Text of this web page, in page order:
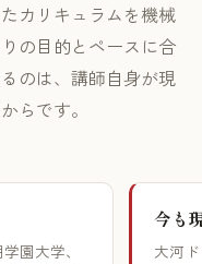
カリキュラムを機械
の目的とペースに合
のは、講師自身が現
らです。
園大学、
今も
大河